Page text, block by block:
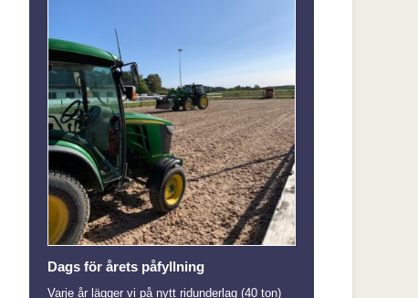
Dags för årets påfyllning
Varje år lägger vi på nytt ridunderlag (40 ton)